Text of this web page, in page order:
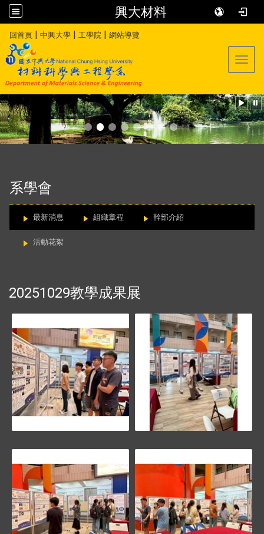
興大材料
回首頁 | 中興大學 | 工學院 | 網站導覽
系學會
最新消息 組織章程 幹部介紹
活動花絮
20251029教學成果展